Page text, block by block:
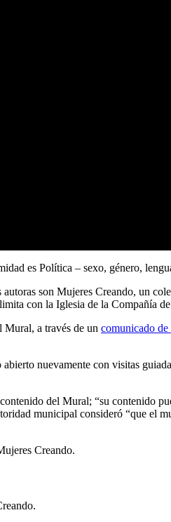
es Política – sexo, género,
son Mujeres Creando, un
con la Iglesia de la Compañía de
Mural, a través de un comunicado de
nuevamente con visitas
del Mural; “su contenido
municipal consideró “que el
Creando.